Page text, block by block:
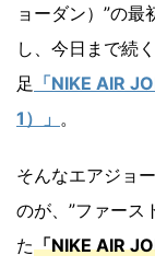
ョーダン）”の
し、今日まで続
足 「NIKE AIR
1）」 。
そんなエアジョ
のが、”ファース
た「NIKE AIR